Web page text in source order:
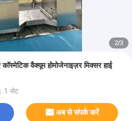
2/3
वैक्यूम होमोजेनाइज़र मिक्सर हाई
1 सेट
अब से संपर्क करें